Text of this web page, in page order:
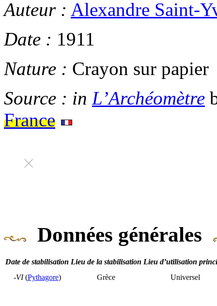
Auteur : Alexandre Saint-
Date : 1911
Nature : Crayon sur papier
Source : in L’Archéomètre
France
Données générales
Date de stabilisation Lieu de la stabilisation Lieu d’utilisation
-VI(Pythagore) Grèce Universel